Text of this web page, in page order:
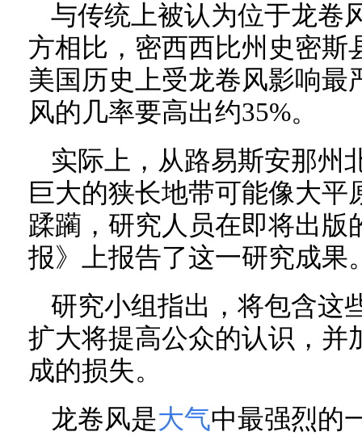
与传统上被认为位于龙卷
方相比，密西西比州史密
美国历史上受龙卷风影响
风的几率要高出约35%。
实际上，从路易斯安那州
巨大的狭长地带可能像大
蹂躏，研究人员在即将出版
报》上报告了这一研究成果
研究小组指出，将包含这
扩大将提高公众的认识，并
成的损失。
龙卷风是大气中最强烈的